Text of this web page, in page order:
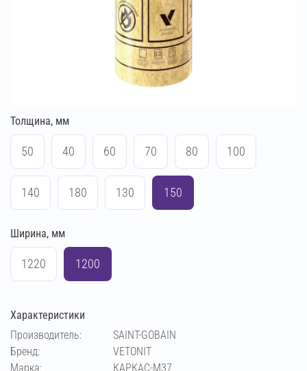
Толщина, мм
50 40 60 70 80 100
140 180 130 150
Ширина, мм
1220 1200
Характеристики
Производитель:
SAINT-GOBAIN
Бренд:
VETONIT
Марка:
КАРКАС-М37